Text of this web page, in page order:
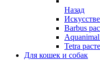
Назад
Barbus
Tetra
Для кошек и собак